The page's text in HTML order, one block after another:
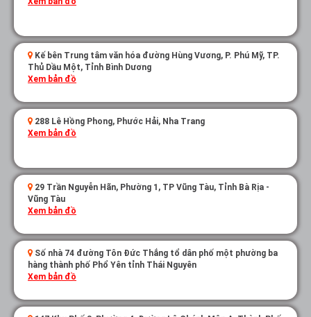
Kế bên Trung tâm văn hóa đường Hùng Vương, P. Phú Mỹ, TP.
Thủ Dầu Một, Tỉnh Bình Dương
Xem bản đồ
288 Lê Hồng Phong, Phước Hải, Nha Trang
Xem bản đồ
29 Trần Nguyễn Hãn, Phường 1, TP Vũng Tàu, Tỉnh Bà Rịa -
Vũng Tàu
Xem bản đồ
Số nhà 74 đường Tôn Đức Thắng tổ dân phố một phường ba
hàng thành phố Phổ Yên tỉnh Thái Nguyên
Xem bản đồ